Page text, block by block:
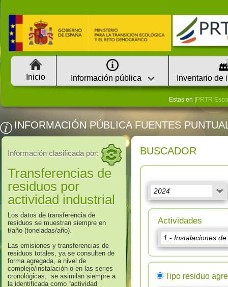
Inicio Información pública Inventario de
Estas en | PRTR
INFORMACIÓN PÚBLICA FUENTES
Información clasificada por:
Transferencias de
residuos por
actividad industrial
Los datos de transferencia de
residuos se muestran siempre en
t/año (toneladas/año).
Las emisiones y transferencias de
residuos totales, ya se consulten de
forma agregada, a nivel de
complejo/instalación o en las series
cronológicas, se asimilan siempre a
la identificada como “actividad
BUSCADOR
Actividades
Tipo residuo